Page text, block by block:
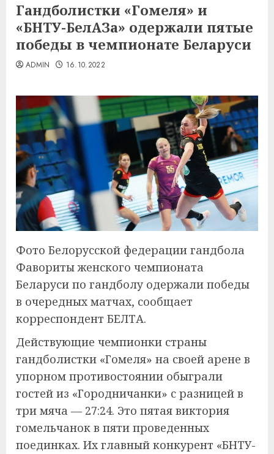
Гандболистки «Гомеля» и
«БНТУ-БелАЗа» одержали пятые
победы в чемпионате Беларуси
ADMIN 16.10.2022
Фото Белорусской федерации гандбола
Фавориты женского чемпионата
Беларуси по гандболу одержали победы
в очередных матчах, сообщает
корреспондент БЕЛТА.
Действующие чемпионки страны
гандболистки «Гомеля» на своей арене в
упорном противостоянии обыграли
гостей из «Городничанки» с разницей в
три мяча — 27:24. Это пятая виктория
гомельчанок в пяти проведенных
поединках. Их главный конкурент «БНТУ-